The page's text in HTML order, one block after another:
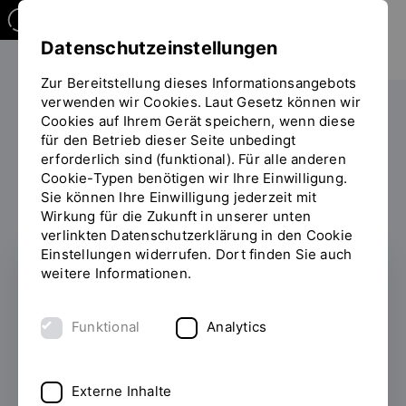
Sie
befinden
sich
auf
der
Seite
"Praktikum
im
Ausland"
Studieren International Praktikum im Ausland
Praktikum im Ausland
Datenschutzeinstellungen
Zur Bereitstellung dieses Informationsangebots
verwenden wir Cookies. Laut Gesetz können wir
Cookies auf Ihrem Gerät speichern, wenn diese
für den Betrieb dieser Seite unbedingt
erforderlich sind (funktional). Für alle anderen
Cookie-Typen benötigen wir Ihre Einwilligung.
Sie können Ihre Einwilligung jederzeit mit
Wirkung für die Zukunft in unserer unten
verlinkten Datenschutzerklärung in den Cookie
Einstellungen widerrufen. Dort finden Sie auch
weitere Informationen.
Funktional Analytics
Externe Inhalte